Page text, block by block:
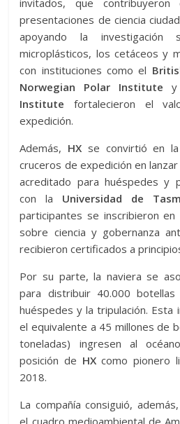
invitados, que
presentaciones de ciencia
apoyando la
microplásticos, los cetáceos y
con instituciones como el
Norwegian Polar Institute y
Institute fortalecieron el
expedición.
Además, HX se convirtió en
cruceros de expedición en
acreditado para huéspedes y
con la Universidad de
participantes se inscribieron
sobre ciencia y gobernanza
recibieron certificados a
Por su parte, la naviera se
para distribuir 40.000
huéspedes y la tripulación. Esta
el equivalente a 45 millones de
toneladas) ingresen al
posición de HXcomo pionero
2018.
La compañía consiguió,
el cuadro medioambiental de